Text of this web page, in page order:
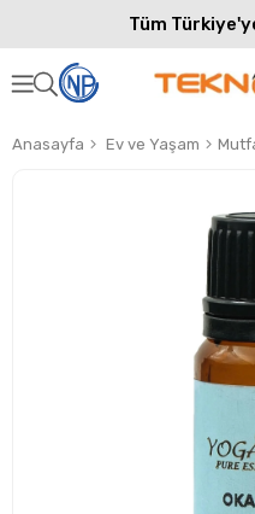
Tüm
Anasayfa Ev ve Yaşam